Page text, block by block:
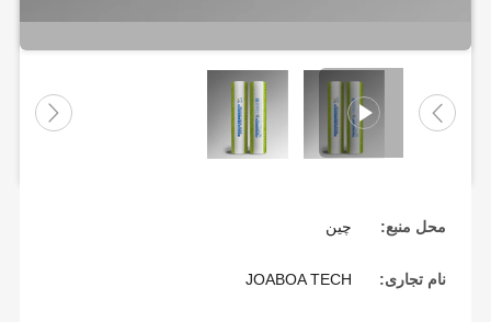
محل منبع: چین
نام تجاری: JOABOA TECH